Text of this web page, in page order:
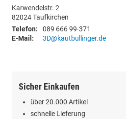
Karwendelstr. 2
82024Taufkirchen
Telefon:
089 666 99-371
E-Mail:
3D@kautbullinger.de
Sicher Einkaufen
über 20.000 Artikel
schnelle Lieferung